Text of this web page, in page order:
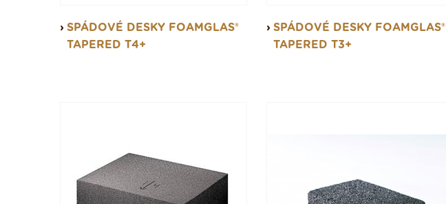
SPÁDOVÉ DESKY FOAMGLAS®
TAPERED T4+
SPÁDOVÉ DESKY FOAMGLAS®
TAPERED T3+